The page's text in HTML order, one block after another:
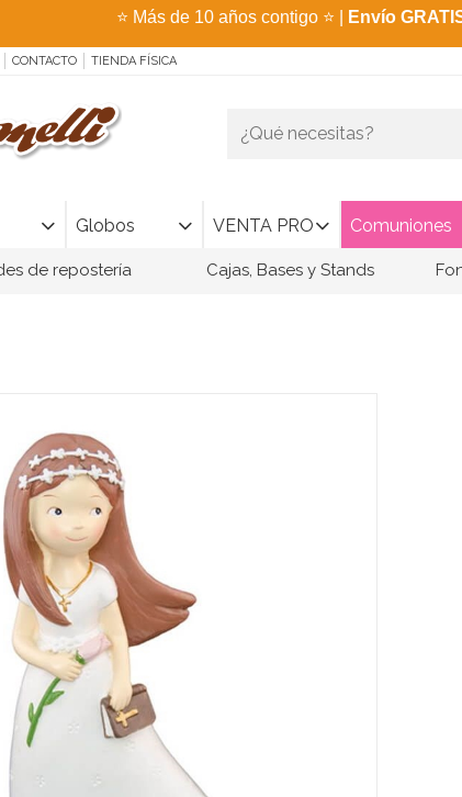
⭐ Más de 10 años contigo ⭐ Envío
CONTACTO TIENDA FÍSICA
Globos VENTA PRO Comuniones
de repostería Cajas, Bases y Stands